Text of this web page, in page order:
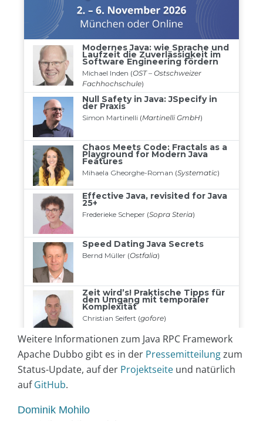
Weitere Informationen zum Java RPC Framework
Apache Dubbo gibt es in der Pressemitteilungzum
Status-Update, auf der Projektseite und natürlich
aufGitHub.
Dominik Mohilo